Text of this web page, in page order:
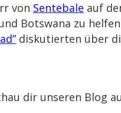
von Sentebale auf
Botswana zu
diskutierten über
dir unseren Blog